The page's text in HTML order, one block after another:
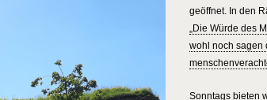
geöffnet. In den
„Die Würde des
wohl noch sagen
Sonntags bieten